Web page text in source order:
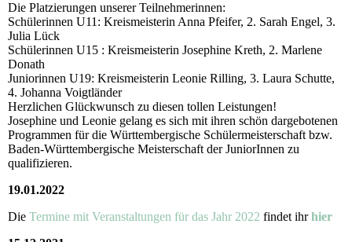
Die Platzierungen unserer Teilnehmerinnen:
Schülerinnen U11: Kreismeisterin Anna Pfeifer, 2. Sarah Engel, 3.
Julia Lück
Schülerinnen U15 : Kreismeisterin Josephine Kreth, 2. Marlene
Donath
Juniorinnen U19: Kreismeisterin Leonie Rilling, 3. Laura Schutte,
4. Johanna Voigtländer
Herzlichen Glückwunsch zu diesen tollen Leistungen!
Josephine und Leonie gelang es sich mit ihren schön dargebotenen
Programmen für die Württembergische Schülermeisterschaft bzw.
Baden-Württembergische Meisterschaft der JuniorInnen zu
qualifizieren.
19.01.2022
Die Termine mit Veranstaltungen für das Jahr 2022 findet ihrhier